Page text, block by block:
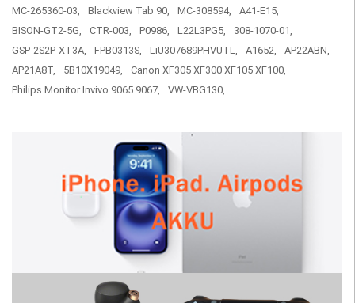
MC-265360-03, Blackview Tab 90, MC-308594,
A41-E15,
BISON-GT2-5G,
CTR-003, P0986, L22L3PG5,
308-1070-01,
GSP-2S2P-XT3A,
FPB0313S, LiU307689PHVUTL, A1652,
AP22ABN,
AP21A8T,
5B10X19049,
Canon XF305 XF300 XF105 XF100,
Philips Monitor Invivo 9065 9067,
VW-VBG130,